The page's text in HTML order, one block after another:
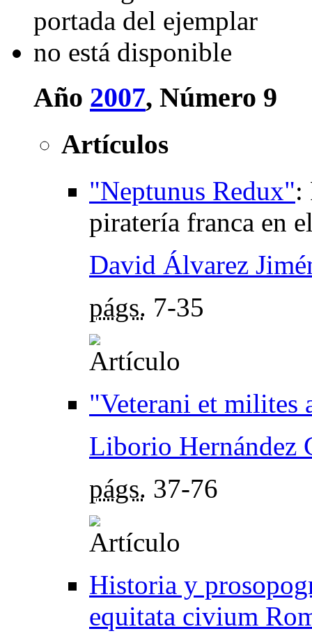
Año 2007, Número 9
Artículos
"Neptunus Redux":
piratería franca en
David Álvarez
págs. 7-35
"Veterani et milites
Liborio Hernández
págs. 37-76
Historia y
equitata civium